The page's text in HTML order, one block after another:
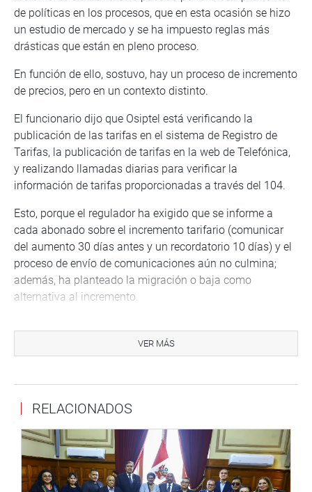
de políticas en los procesos, que en esta ocasión se hizo
un estudio de mercado y se ha impuesto reglas más
drásticas que están en pleno proceso.
En función de ello, sostuvo, hay un proceso de incremento
de precios, pero en un contexto distinto.
El funcionario dijo que Osiptel está verificando la
publicación de las tarifas en el sistema de Registro de
Tarifas, la publicación de tarifas en la web de Telefónica,
y realizando llamadas diarias para verificar la
información de tarifas proporcionadas a través del 104.
Esto, porque el regulador ha exigido que se informe a
cada abonado sobre el incremento tarifario (comunicar
del aumento 30 días antes y un recordatorio 10 días) y el
proceso de envío de comunicaciones aún no culmina;
además, ha planteado la migración o baja como
alternativa al incremento.
económicos a los que puede migrar, en el caso de que no
acepte el incremento de la tarifa. Para ello se ha ordenado
canales de atención) y las ordenes de ejecución, para
Se evalúa permanentemente la funcionalidad que permite
presentar las solicitudes de baja y migración en el
aplicación móvil y la página web de Telefónica.
VER MÁS
RELACIONADOS